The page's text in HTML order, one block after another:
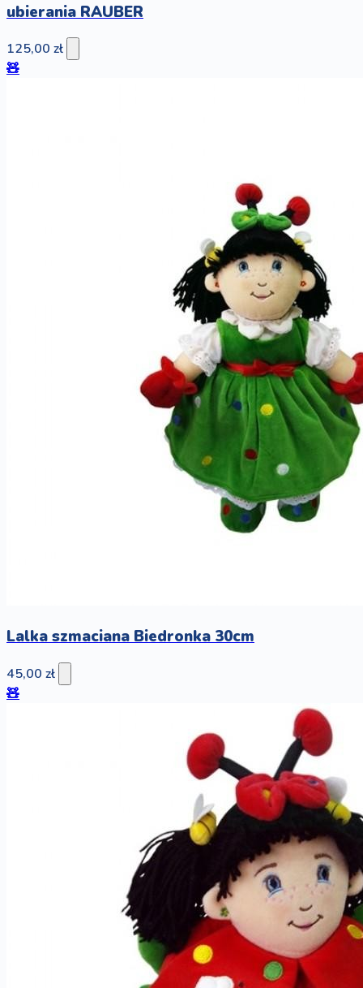
ubierania RAUBER
125,00 zł
🧸
Lalka szmaciana Biedronka 30cm
45,00 zł
🧸